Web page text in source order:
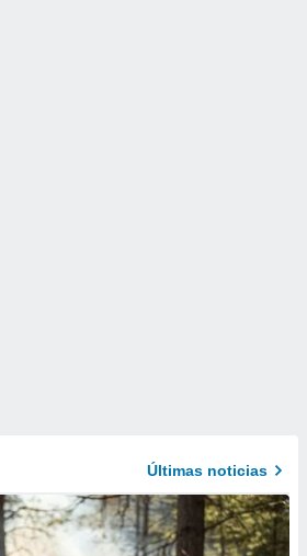
Últimas noticias